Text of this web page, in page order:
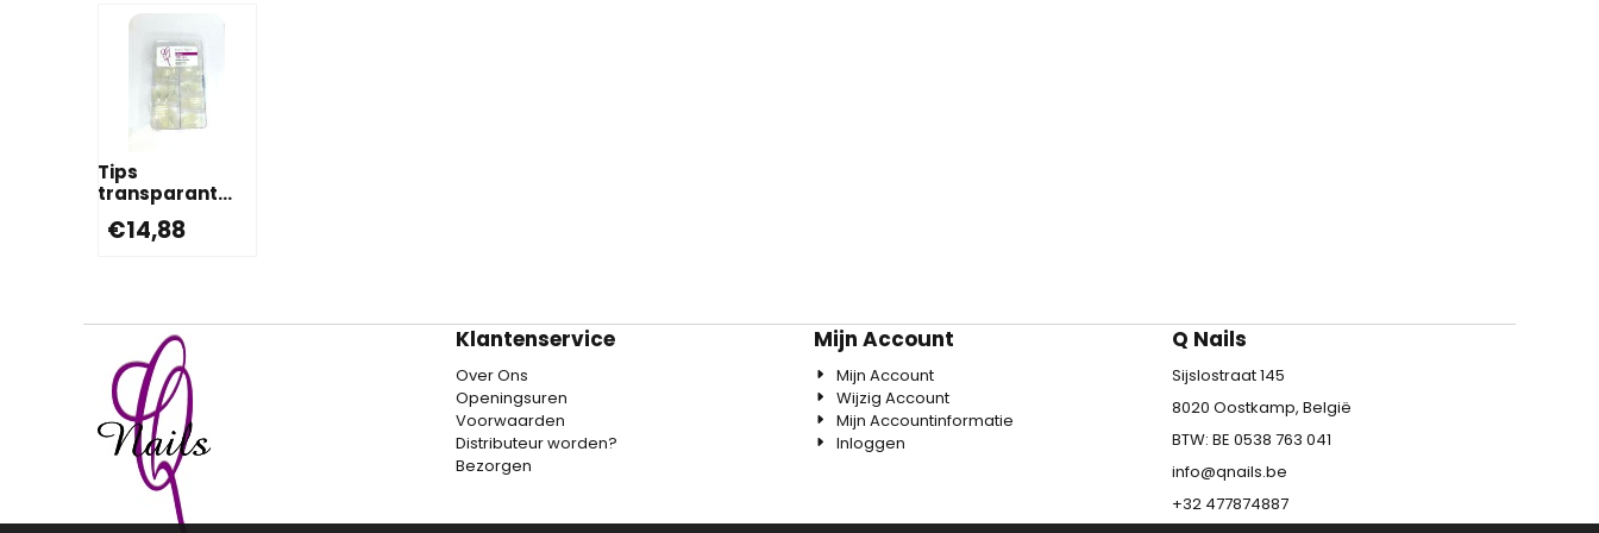
Tips
transparant
500 stuks
€14,88
Klantenservice
Over Ons
Openingsuren
Voorwaarden
Distributeur worden?
Bezorgen
Mijn Account
Mijn Account
Wijzig Account
Mijn Accountinformatie
Inloggen
Q Nails
Sijslostraat 145
8020 Oostkamp, België
BTW: BE 0538 763 041
info@qnails.be
+32 477874887